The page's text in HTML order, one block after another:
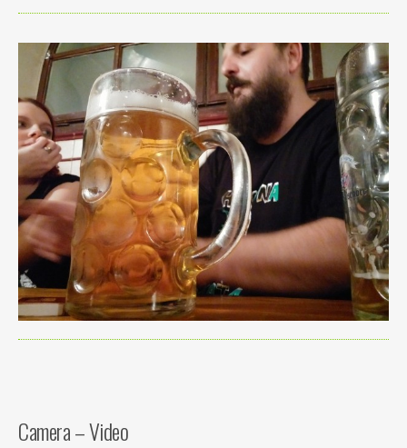
Camera – Video